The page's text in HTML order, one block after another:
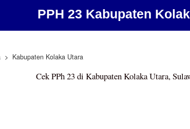
PPH 23 Kabupaten
Kabupaten Kolaka Utara
Cek PPh 23 di Kabupaten Kolaka Utara,